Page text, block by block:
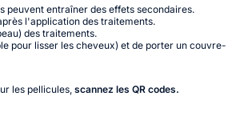
peuvent entraîner des effets secondaires.
l'application des traitements.
des traitements.
pour lisser les cheveux) et de porter un couvre-
les pellicules, scannez les QR codes.